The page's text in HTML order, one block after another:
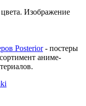
Изображение
Posterior- постеры
аниме-